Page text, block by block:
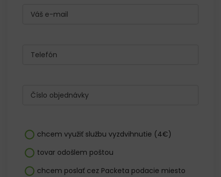
chcem využiť službu vyzdvihnutie (4€)
tovar odošlem poštou
chcem poslať cez Packeta podacie miesto